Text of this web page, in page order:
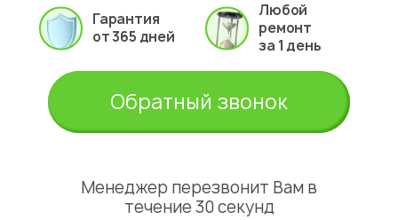
Гарантия
от 365 дней
Любой
ремонт
за 1 день
Обратный звонок
Менеджер перезвонит Вам в
течение 30 секунд